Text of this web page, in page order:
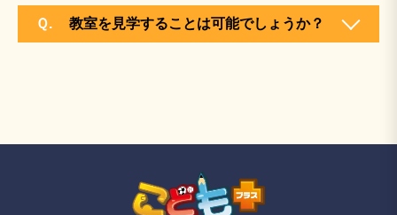
りますので、ご安心ください。
早めのご応募も可能となっております。ご希望の教
室や職種によっては求人状況が異なるため、詳細に
Ｑ. 教室を見学することは可能でしょうか？